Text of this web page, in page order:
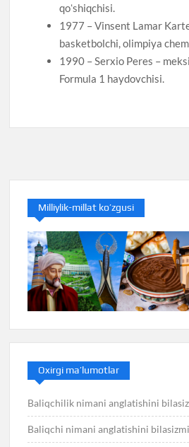
qoʻshiqchisi.
1977 – Vinsent Lamar
basketbolchi, olimpiya
1990 – Serxio Peres –
Formula 1 haydovchisi.
Milliylik-millat ko’zgusi
Oxirgi ma’lumotlar
Baliqchilik nimani anglatishini
Baliqchi nimani anglatishini bilasizmi